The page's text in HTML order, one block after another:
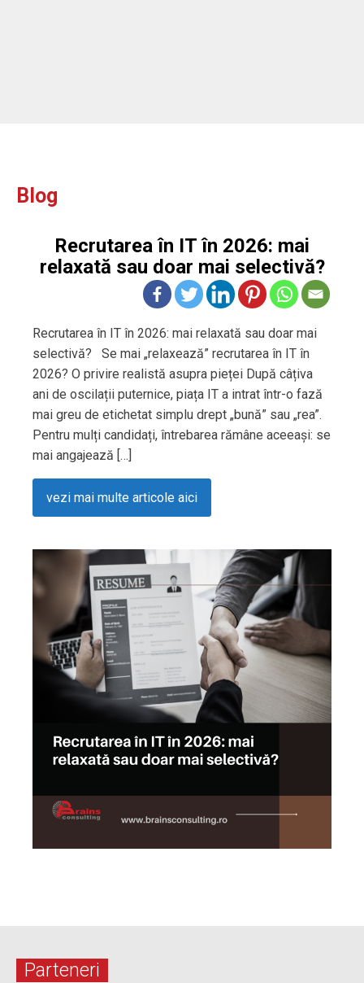
Blog
Recrutarea în IT în 2026: mai
relaxată sau doar mai selectivă?
Recrutarea în IT în 2026: mai relaxată sau doar mai
selectivă? Se mai „relaxează” recrutarea în IT în
2026? O privire realistă asupra pieței După câțiva
ani de oscilații puternice, piața IT a intrat într-o fază
mai greu de etichetat simplu drept „bună” sau „rea”.
Pentru mulți candidați, întrebarea rămâne aceeași: se
mai angajează […]
vezi mai multe articole aici
Parteneri